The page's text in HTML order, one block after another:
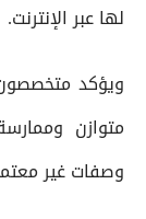
لها عبر الإنترنت.
ويؤكد
متوازن
وصفات غير